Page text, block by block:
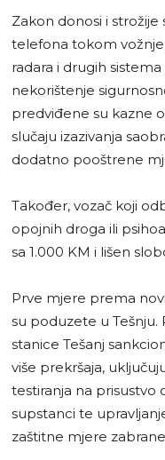
Zakon donosi i
telefona tokom
radara i drugih
nekorištenje
predviđene su kazne
slučaju izazivanja
dodatno pooštrene
Također, vozač koji
opojnih droga ili
sa 1.000 KM i lišen
Prve mjere prema
su poduzete u Tešnju.
stanice Tešanj
više prekršaja,
testiranja na prisustvo
supstanci te
zaštitne mjere